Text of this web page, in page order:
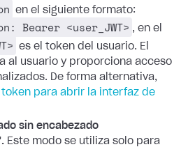
en el siguiente formato:
Bearer <user_JWT> , en el
es el token del usuario. El
al usuario y proporciona acceso
De forma alternativa,
token para abrir la interfaz de
sin encabezado
Este modo se utiliza solo para